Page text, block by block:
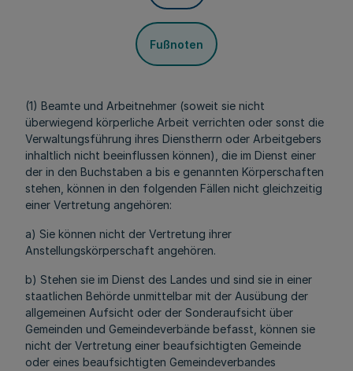
Fußnoten
(1) Beamte und Arbeitnehmer (soweit sie nicht
überwiegend körperliche Arbeit verrichten oder sonst die
Verwaltungsführung ihres Dienstherrn oder Arbeitgebers
inhaltlich nicht beeinflussen können), die im Dienst einer
der in den Buchstaben a bis e genannten Körperschaften
stehen, können in den folgenden Fällen nicht gleichzeitig
einer Vertretung angehören:
a) Sie können nicht der Vertretung ihrer
Anstellungskörperschaft angehören.
b) Stehen sie im Dienst des Landes und sind sie in einer
staatlichen Behörde unmittelbar mit der Ausübung der
allgemeinen Aufsicht oder der Sonderaufsicht über
Gemeinden und Gemeindeverbände befasst, können sie
nicht der Vertretung einer beaufsichtigten Gemeinde
oder eines beaufsichtigten Gemeindeverbandes